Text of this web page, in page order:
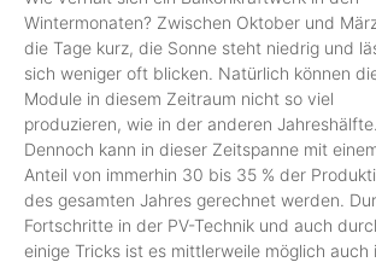
Wintermonaten? Zwischen Oktober und
die Tage kurz, die Sonne steht niedrig und
sich weniger oft blicken. Natürlich können
Module in diesem Zeitraum nicht so viel
produzieren, wie in der anderen Jahreshälfte.
Dennoch kann in dieser Zeitspanne mit
Anteil von immerhin 30 bis 35 % der
des gesamten Jahres gerechnet werden.
Fortschritte in der PV-Technik und auch
einige Tricks ist es mittlerweile möglich auch